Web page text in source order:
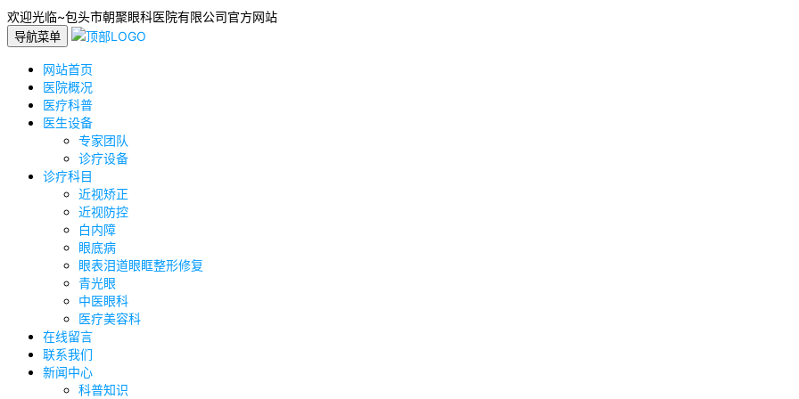
欢迎光临~包头市朝聚眼科医院有限公司官方网站
导航菜单
网站首页
医院概况
医疗科普
医生设备
专家团队
诊疗设备
诊疗科目
近视矫正
近视防控
白内障
眼底病
眼表泪道眼眶整形修复
青光眼
中医眼科
医疗美容科
在线留言
联系我们
新闻中心
科普知识